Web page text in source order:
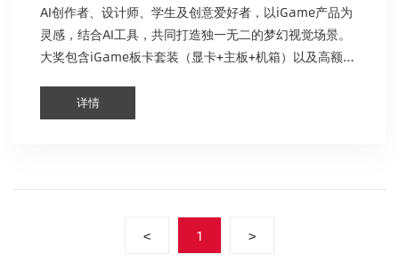
AI创作者、设计师、学生及创意爱好者，以iGame产品为
灵感，结合AI工具，共同打造独一无二的梦幻视觉场景。
大奖包含iGame板卡套装（显卡+主板+机箱）以及高额京
详情
< 1 >